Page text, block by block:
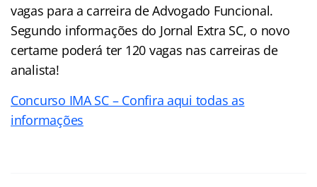
vagas para a carreira de Advogado Funcional.
Segundo informações do Jornal Extra SC, o novo
certame poderá ter 120 vagas nas carreiras de
analista!
Concurso IMA SC – Confira aqui todas as
informações